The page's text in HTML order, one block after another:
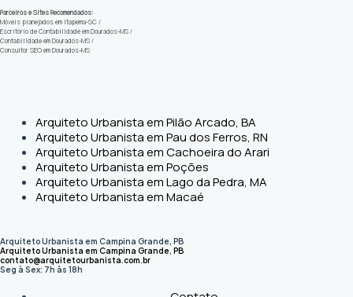
Parceiros e Sites Recomendados:
Móveis planejados em Itapema-SC /
Escritório de Contabilidade em Dourados-MS /
Contabilidade em Dourados-MS /
Consultor SEO em Dourados-MS
Arquiteto Urbanista em Pilão Arcado, BA
Arquiteto Urbanista em Pau dos Ferros, RN
Arquiteto Urbanista em Cachoeira do Arari
Arquiteto Urbanista em Poções
Arquiteto Urbanista em Lago da Pedra, MA
Arquiteto Urbanista em Macaé
Arquiteto Urbanista em Campina Grande, PB
Arquiteto Urbanista em Campina Grande, PB
contato@arquitetourbanista.com.br
Seg à Sex: 7h às 18h